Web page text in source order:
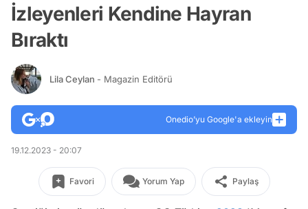
İzleyenleri Kendine Hayran
Bıraktı
Lila Ceylan - Magazin Editörü
Onedio’yu Google'a ekleyin
19.12.2023 - 20:07
Favori Yorum Yap Paylaş